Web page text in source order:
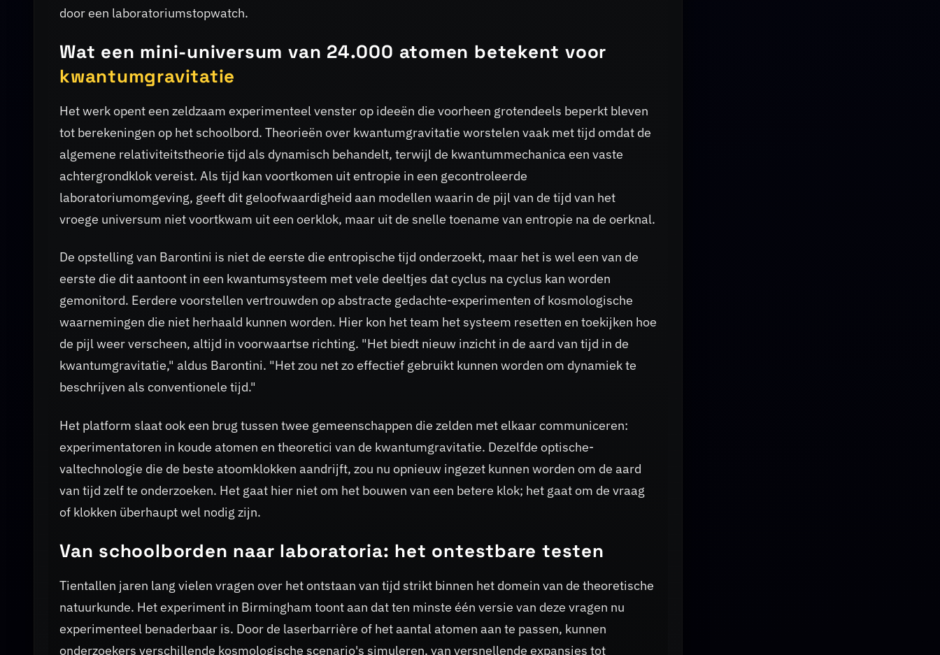
door een laboratoriumstopwatch.
Wat een mini-universum van 24.000 atomen betekent voor
kwantumgravitatie
Het werk opent een zeldzaam experimenteel venster op ideeën die voorheen grotendeels beperkt bleven
tot berekeningen op het schoolbord. Theorieën over kwantumgravitatie worstelen vaak met tijd omdat de
algemene relativiteitstheorie tijd als dynamisch behandelt, terwijl de kwantummechanica een vaste
achtergrondklok vereist. Als tijd kan voortkomen uit entropie in een gecontroleerde
laboratoriumomgeving, geeft dit geloofwaardigheid aan modellen waarin de pijl van de tijd van het
vroege universum niet voortkwam uit een oerklok, maar uit de snelle toename van entropie na de oerknal.
De opstelling van Barontini is niet de eerste die entropische tijd onderzoekt, maar het is wel een van de
eerste die dit aantoont in een kwantumsysteem met vele deeltjes dat cyclus na cyclus kan worden
gemonitord. Eerdere voorstellen vertrouwden op abstracte gedachte-experimenten of kosmologische
waarnemingen die niet herhaald kunnen worden. Hier kon het team het systeem resetten en toekijken hoe
de pijl weer verscheen, altijd in voorwaartse richting. "Het biedt nieuw inzicht in de aard van tijd in de
kwantumgravitatie," aldus Barontini. "Het zou net zo effectief gebruikt kunnen worden om dynamiek te
beschrijven als conventionele tijd."
Het platform slaat ook een brug tussen twee gemeenschappen die zelden met elkaar communiceren:
experimentatoren in koude atomen en theoretici van de kwantumgravitatie. Dezelfde optische-
valtechnologie die de beste atoomklokken aandrijft, zou nu opnieuw ingezet kunnen worden om de aard
van tijd zelf te onderzoeken. Het gaat hier niet om het bouwen van een betere klok; het gaat om de vraag
of klokken überhaupt wel nodig zijn.
Van schoolborden naar laboratoria: het ontestbare testen
Tientallen jaren lang vielen vragen over het ontstaan van tijd strikt binnen het domein van de theoretische
natuurkunde. Het experiment in Birmingham toont aan dat ten minste één versie van deze vragen nu
experimenteel benaderbaar is. Door de laserbarrière of het aantal atomen aan te passen, kunnen
onderzoekers verschillende kosmologische scenario's simuleren, van versnellende expansies tot